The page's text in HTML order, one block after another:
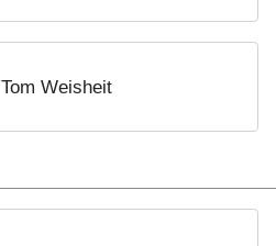
Tom Weisheit